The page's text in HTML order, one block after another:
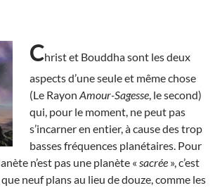
Christ et Bouddha sont les deux
aspects d’une seule et même chose
(Le Rayon Amour-Sagesse , le second)
qui, pour le moment, ne peut pas
s’incarner en entier, à cause des trop
basses fréquences planétaires. Pour
n’est pas une planète « sacrée », c’est
que neuf plans au lieu de douze, comme les